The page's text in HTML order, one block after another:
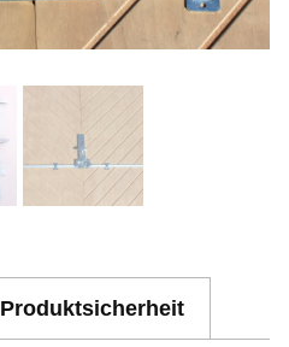
Produktsicherheit